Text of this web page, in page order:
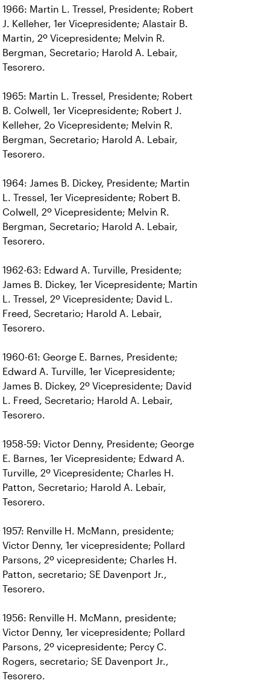
1966: Martin L. Tressel, Presidente; Robert
J. Kelleher, 1er Vicepresidente; Alastair B.
Martin, 2º Vicepresidente; Melvin R.
Bergman, Secretario; Harold A. Lebair,
Tesorero.
1965: Martin L. Tressel, Presidente; Robert
B. Colwell, 1er Vicepresidente; Robert J.
Kelleher, 2o Vicepresidente; Melvin R.
Bergman, Secretario; Harold A. Lebair,
Tesorero.
1964: James B. Dickey, Presidente; Martin
L. Tressel, 1er Vicepresidente; Robert B.
Colwell, 2º Vicepresidente; Melvin R.
Bergman, Secretario; Harold A. Lebair,
Tesorero.
1962-63: Edward A. Turville, Presidente;
James B. Dickey, 1er Vicepresidente; Martin
L. Tressel, 2º Vicepresidente; David L.
Freed, Secretario; Harold A. Lebair,
Tesorero.
1960-61: George E. Barnes, Presidente;
Edward A. Turville, 1er Vicepresidente;
James B. Dickey, 2º Vicepresidente; David
L. Freed, Secretario; Harold A. Lebair,
Tesorero.
1958-59: Victor Denny, Presidente; George
E. Barnes, 1er Vicepresidente; Edward A.
Turville, 2º Vicepresidente; Charles H.
Patton, Secretario; Harold A. Lebair,
Tesorero.
1957: Renville H. McMann, presidente;
Victor Denny, 1er vicepresidente; Pollard
Parsons, 2º vicepresidente; Charles H.
Patton, secretario; SE Davenport Jr.,
Tesorero.
1956: Renville H. McMann, presidente;
Victor Denny, 1er vicepresidente; Pollard
Parsons, 2º vicepresidente; Percy C.
Rogers, secretario; SE Davenport Jr.,
Tesorero.